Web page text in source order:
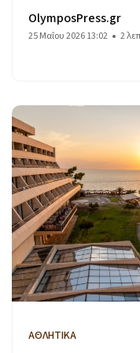
OlymposPress.gr
25 Μαΐου 2026 13:02 2
ΑΘΛΗΤΙΚΑ